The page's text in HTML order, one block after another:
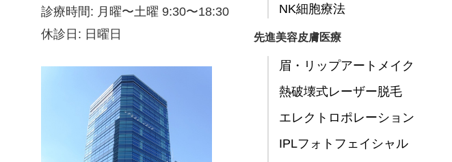
診療時間: 月曜〜土曜 9:30〜18:30
休診日: 日曜日
NK細胞療法
先進美容皮膚医療
眉・リップアートメイク
熱破壊式レーザー脱毛
エレクトロポレーション
IPLフォトフェイシャル